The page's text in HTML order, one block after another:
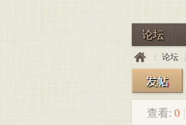
论坛
»
论坛
›
查看: 0 |